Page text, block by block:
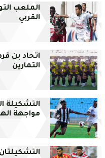
الملعب
القربي
اتحاد بن
التمارين
التشكيلة
مواجهة